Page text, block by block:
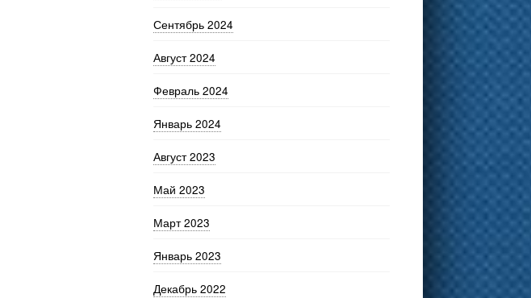
Сентябрь 2024
Август 2024
Февраль 2024
Январь 2024
Август 2023
Май 2023
Март 2023
Январь 2023
Декабрь 2022